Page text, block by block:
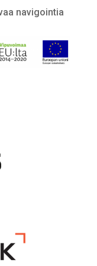
navigointia